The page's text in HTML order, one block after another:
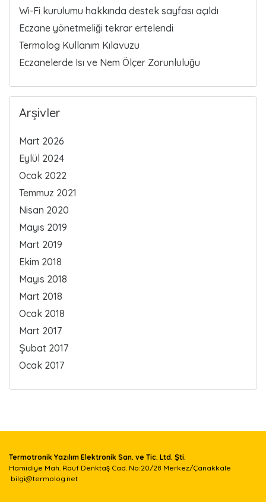
Wi-Fi kurulumu hakkında destek sayfası açıldı
Eczane yönetmeliği tekrar ertelendi
Termolog Kullanım Kılavuzu
Eczanelerde Isı ve Nem Ölçer Zorunluluğu
Arşivler
Mart 2026
Eylül 2024
Ocak 2022
Temmuz 2021
Nisan 2020
Mayıs 2019
Mart 2019
Ekim 2018
Mayıs 2018
Mart 2018
Ocak 2018
Mart 2017
Şubat 2017
Ocak 2017
Termotronik Yazılım Elektronik San. ve Tic. Ltd. Şti.
Hamidiye Mah. Rauf Denktaş Cad. No:20/28 Merkez/Çanakkale
bilgi@termolog.net